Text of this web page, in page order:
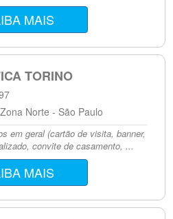
MAIS
TORINO
Norte - São Paulo
em geral (cartão de visita, banner,
convite de casamento, ...
MAIS